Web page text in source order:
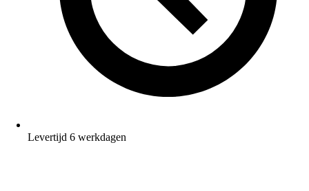
Levertijd 6 werkdagen